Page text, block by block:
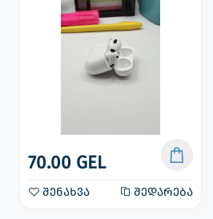
70.00 GEL
შენახვა შედარება